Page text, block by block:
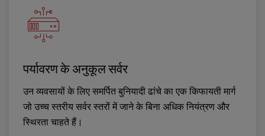
पर्यावरण के अनुकूल सर्वर
उन व्यवसायों के लिए समर्पित बुनियादी ढांचे का एक किफायती मार्ग
जो उच्च स्तरीय सर्वर स्तरों में जाने के बिना अधिक नियंत्रण और
स्थिरता चाहते हैं।